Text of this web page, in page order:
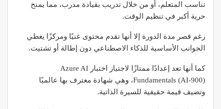
تناسب المتعلم، أو من خلال تدريب بقيادة مدرب، مما يمنح
حرية أكبر في تنظيم الوقت.
رغم قصر مدة الدورة إلا أنها تقدم محتوى غنيًا ومركزًا يغطي
الجوانب الأساسية للذكاء الاصطناعي دون إطالة أو تشتيت.
كما أنها تعد إعدادًا ممتازًا لاجتياز اختبار Azure AI
Fundamentals (AI-900)، وهي شهادة معترف بها عالميًا
وتضيف قيمة حقيقية للسيرة الذاتية.